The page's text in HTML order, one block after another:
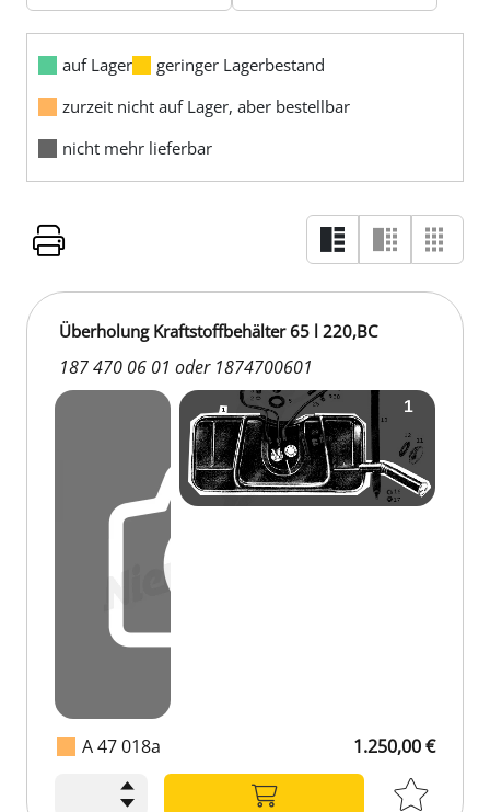
auf Lager
geringer Lagerbestand
zurzeit nicht auf Lager, aber bestellbar
nicht mehr lieferbar
A 47 018a
Überholung Kraftstoffbehälter 65 l 220,BC
187 470 06 01 oder 1874700601
1.250,00 €
1.250,00 €